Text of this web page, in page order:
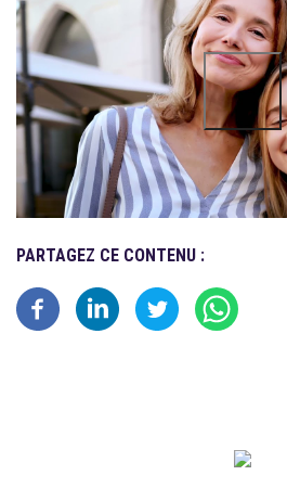
PARTAGEZ CE CONTENU :